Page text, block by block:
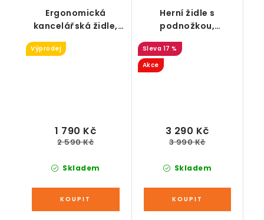
Ergonomická
kancelářská židle,
Výprodej
Skladem
1 790 Kč
2 590 Kč
Herní židle s
podnožkou,
nosnost 150 kg,
černo-šedá
17 %
Akce
Skladem
3 290 Kč
3 990 Kč